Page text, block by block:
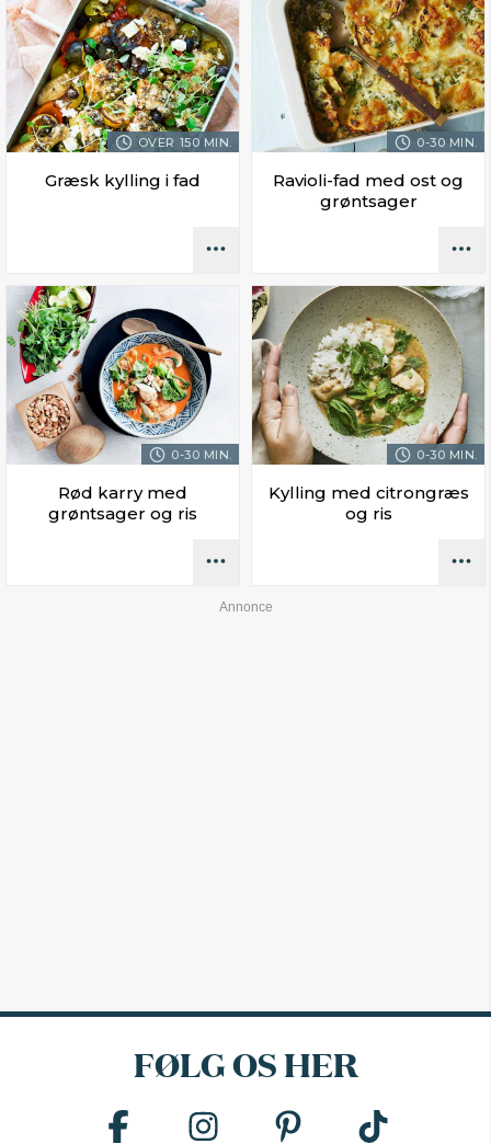
OVER 150 MIN.
Græsk kylling i fad
0-30 MIN.
Ravioli-fad med ost og
grøntsager
0-30 MIN.
Rød karry med
grøntsager og ris
0-30 MIN.
Kylling med citrongræs
og ris
FØLG OS HER